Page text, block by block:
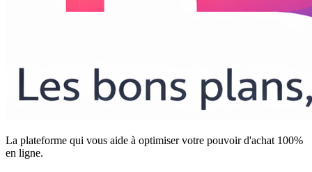
La plateforme qui vous aide à optimiser votre pouvoir d'achat 100%
en ligne.